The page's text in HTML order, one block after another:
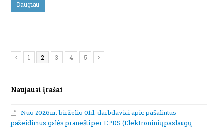
Daugiau
PreviousPage
1 Page
2 Page
3 Page
4 Page
5 Next
Naujausi įrašai
Nuo 2026m. birželio 01d. darbdaviai apie pašalintus
pažeidimus galės pranešti per EPDS (Elektroninių paslaugų